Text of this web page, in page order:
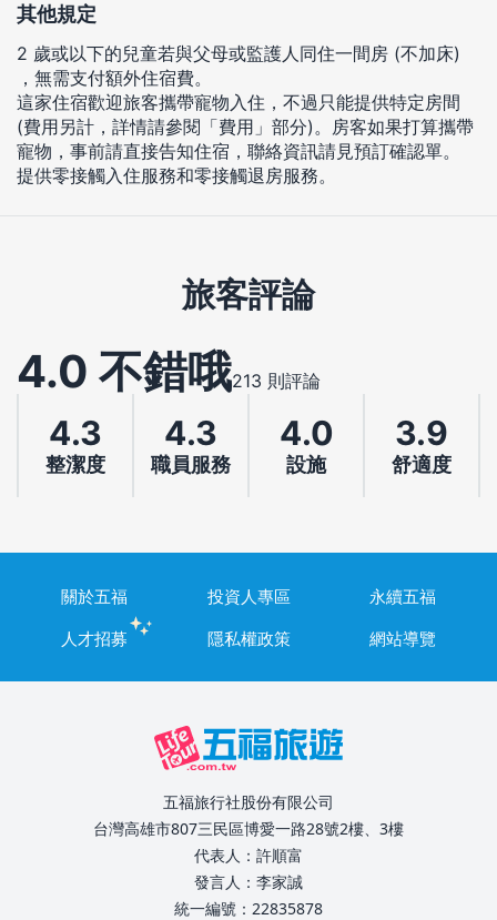
其他規定
2 歲或以下的兒童若與父母或監護人同住一間房 (不加床)
，無需支付額外住宿費。
這家住宿歡迎旅客攜帶寵物入住，不過只能提供特定房間
(費用另計，詳情請參閱「費用」部分)。房客如果打算攜帶
寵物，事前請直接告知住宿，聯絡資訊請見預訂確認單。
提供零接觸入住服務和零接觸退房服務。
旅客評論
4.0 不錯哦213 則評論
4.3
整潔度
4.3
職員服務
4.0
設施
3.9
舒適度
關於五福 投資人專區
永續五福
人才招募
隱私權政策 網站導覽
五福旅行社股份有限公司
台灣高雄市807三民區博愛一路28號2樓、3樓
代表人：許順富
發言人：李家誠
統一編號：22835878